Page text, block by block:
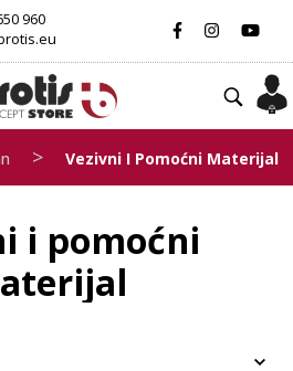
960
> Vezivni I Pomoćni Materijal
i pomoćni